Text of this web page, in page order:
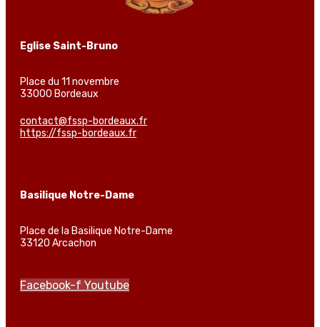
Eglise Saint-Bruno
Place du 11 novembre
33000 Bordeaux
contact@fssp-bordeaux.fr
https://fssp-bordeaux.fr
Basilique Notre-Dame
Place de la Basilique Notre-Dame
33120 Arcachon
Facebook-f Youtube